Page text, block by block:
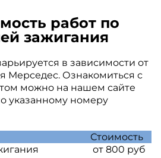
работ по
зажигания
в зависимости от
Мерседес. Ознакомиться с
можно на нашем сайте
указанному номеру
Стоимость
от 800 руб